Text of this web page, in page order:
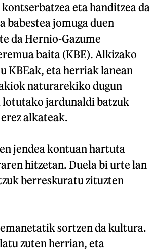
eta handitzea
jomuga duen
da Hernio-Gazume
baita (KBE). Alkizako
KBEak, eta herriak lanean
naturarekiko dugun
jardunaldi batzuk
alkateak.
jendea kontuan hartuta
hitzetan. Duela bi urte lan
berreskuratu zituzten
sortzen da kultura.
zuten herrian, eta